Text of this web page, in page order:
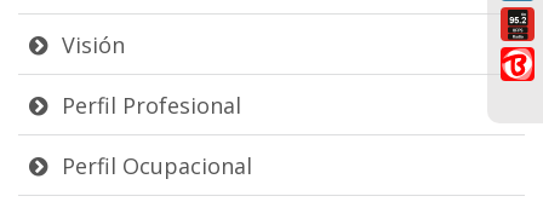
Visión
Perfil Profesional
Perfil Ocupacional